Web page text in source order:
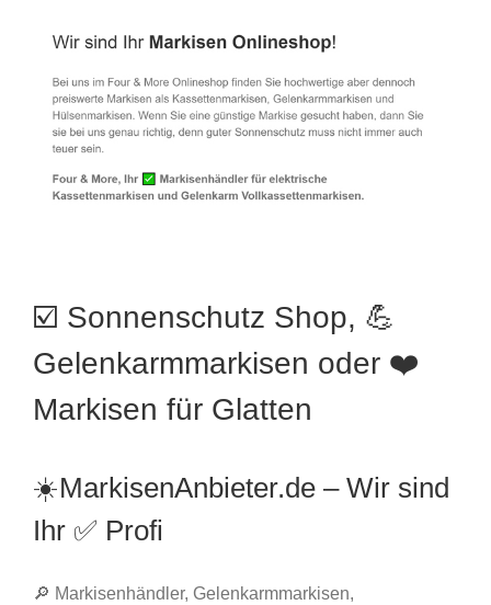
☑️ Sonnenschutz Shop, 💪
Gelenkarmmarkisen oder ❤️
Markisen für Glatten
☀️MarkisenAnbieter.de – Wir sind
Ihr ✅ Profi
🔎 Markisenhändler, Gelenkarmmarkisen,